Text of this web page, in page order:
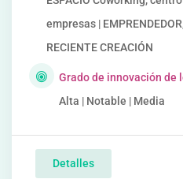
empresas |
RECIENTE CREACIÓN
Grado de innovación de
Alta | Notable | Media
Detalles